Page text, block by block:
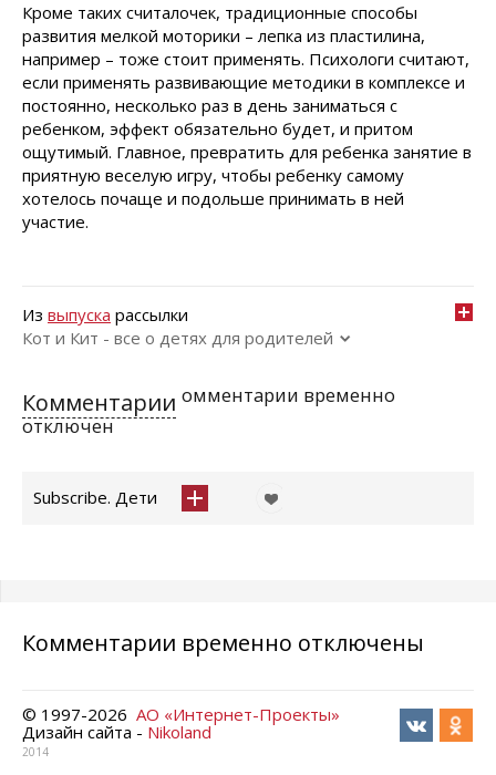
Кроме таких считалочек, традиционные способы
развития мелкой моторики – лепка из пластилина,
например – тоже стоит применять. Психологи считают,
если применять развивающие методики в комплексе и
постоянно, несколько раз в день заниматься с
ребенком, эффект обязательно будет, и притом
ощутимый. Главное, превратить для ребенка занятие в
приятную веселую игру, чтобы ребенку самому
хотелось почаще и подольше принимать в ней
участие.
Из выпуска рассылки
Кот и Кит - все о детях для родителей
Комментарии омментарии временно
отключен
Subscribe. Дети
Комментарии временно отключены
© 1997-2026 АО «Интернет-Проекты»
Дизайн сайта - Nikoland
2014